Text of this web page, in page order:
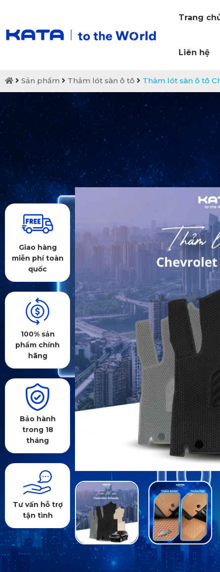
Trang
Liên hệ
Sản phẩm Thảm lót sàn ô tô Thảm lót sàn ô tô
Giao hàng
miễn phí toàn
quốc
100% sản
phẩm chính
hãng
Bảo hành
trong 18
tháng
Tư vấn hỗ trợ
tận tình